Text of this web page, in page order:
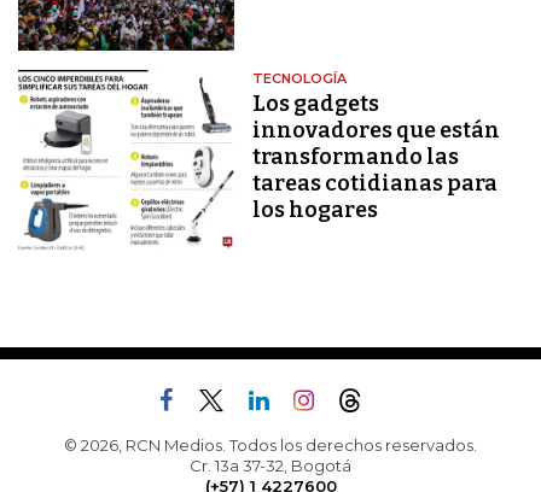
TECNOLOGÍA
Los gadgets
innovadores que están
transformando las
tareas cotidianas para
los hogares
© 2026, RCN Medios. Todos los derechos reservados.
Cr. 13a 37-32, Bogotá
(+57) 1 4227600